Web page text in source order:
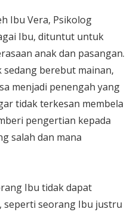
Ibu Vera, Psikolog
Ibu, dituntut untuk
anak dan pasangan.
berebut mainan,
menjadi penengah yang
tidak terkesan membela
pengertian kepada
salah dan mana
Ibu tidak dapat
seperti seorang Ibu justru